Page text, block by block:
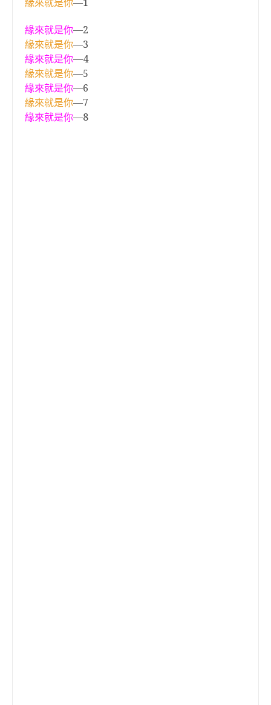
緣來就是你—1
緣來就是你—2
緣來就是你—3
緣來就是你—4
緣來就是你—5
緣來就是你—6
緣來就是你—7
緣來就是你—8